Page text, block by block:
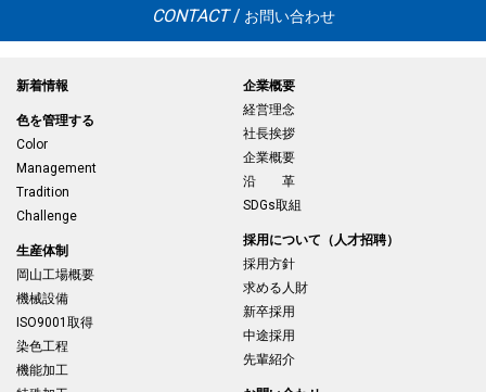
CONTACT/ お問い合わせ
新着情報
色を管理する
Color
Management
Tradition
Challenge
生産体制
岡山工場概要
機械設備
ISO9001取得
染色工程
機能加工
企業概要
経営理念
社長挨拶
企業概要
沿 革
SDGs取組
採用について（人才招聘）
採用方針
求める人財
新卒採用
中途採用
先輩紹介